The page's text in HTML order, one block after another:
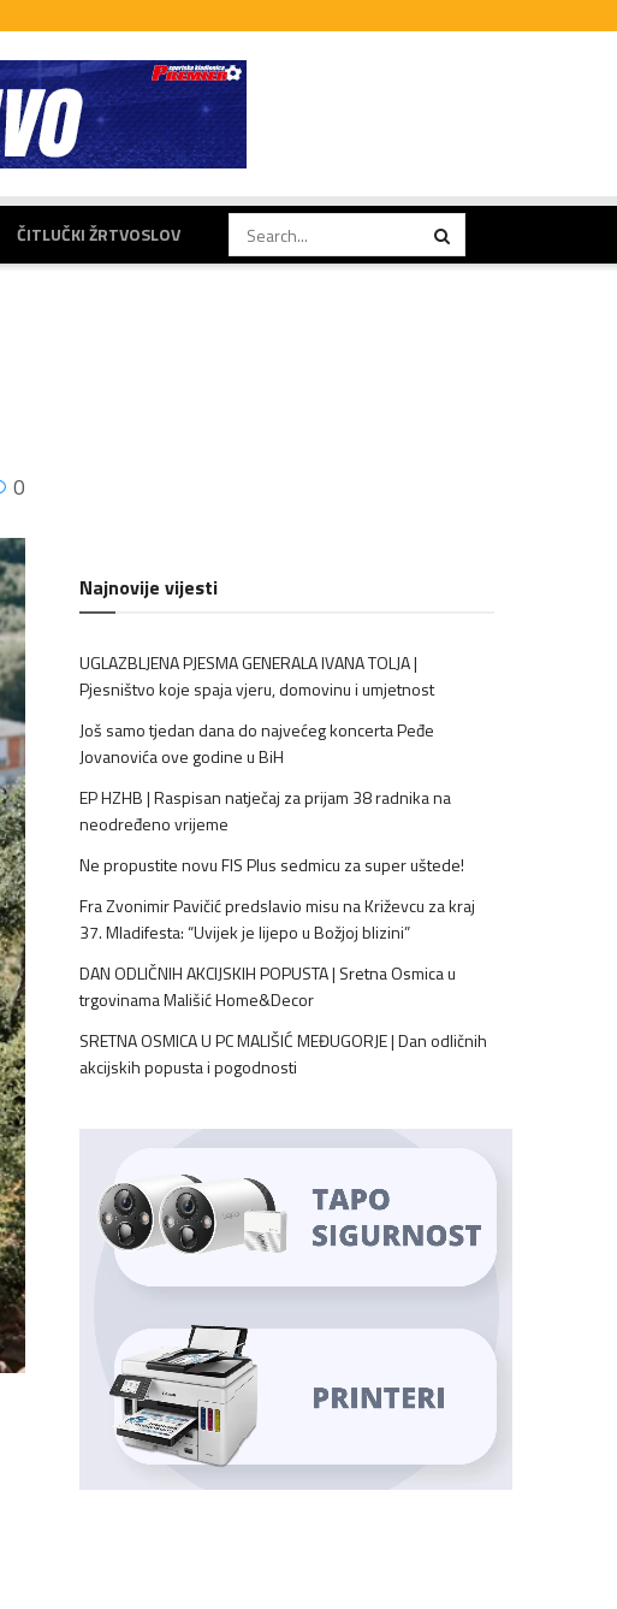
ČITLUČKI ŽRTVOSLOV
0
Najnovije vijesti
UGLAZBLJENA PJESMA GENERALA IVANA TOLJA |
Pjesništvo koje spaja vjeru, domovinu i umjetnost
Još samo tjedan dana do najvećeg koncerta Peđe
Jovanovića ove godine u BiH
EP HZHB | Raspisan natječaj za prijam 38 radnika na
neodređeno vrijeme
Ne propustite novu FIS Plus sedmicu za super uštede!
Fra Zvonimir Pavičić predslavio misu na Križevcu za kraj
37. Mladifesta: “Uvijek je lijepo u Božjoj blizini”
DAN ODLIČNIH AKCIJSKIH POPUSTA | Sretna Osmica u
trgovinama Mališić Home&Decor
SRETNA OSMICA U PC MALIŠIĆ MEĐUGORJE | Dan odličnih
akcijskih popusta i pogodnosti